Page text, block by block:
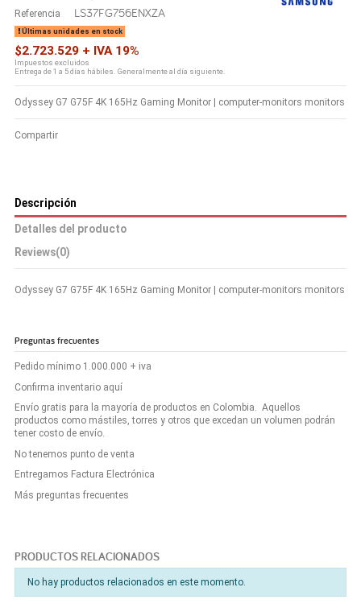
Referencia LS37FG756ENXZA
Últimas unidades en stock
$2.723.529 + IVA 19%
Impuestos excluidos
Entrega de 1 a 5 días hábiles. Generalmente al día siguiente.
Odyssey G7 G75F 4K 165Hz Gaming Monitor | computer-monitors monitors
Compartir
Descripción
Detalles del producto
Reviews(0)
Odyssey G7 G75F 4K 165Hz Gaming Monitor | computer-monitors monitors
Preguntas frecuentes
Pedido mínimo 1.000.000 + iva
Confirma inventario aquí
Envío gratis para la mayoría de productos en Colombia. Aquellos
productos como mástiles, torres y otros que excedan un volumen podrán
tener costo de envío.
No tenemos punto de venta
Entregamos Factura Electrónica
Más preguntas frecuentes
PRODUCTOS RELACIONADOS
No hay productos relacionados en este momento.